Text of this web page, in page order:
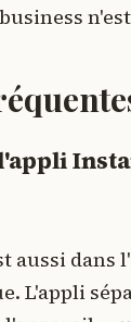
aussi dans
L'appli